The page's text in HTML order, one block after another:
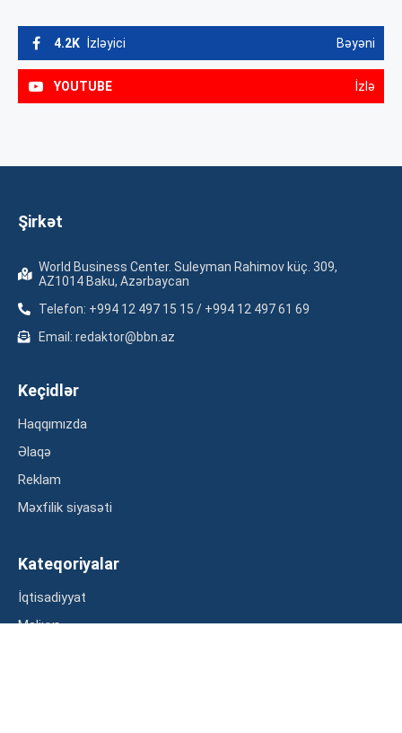
4.2K İzləyici Bəyəni
YOUTUBE İzlə
Şirkət
World Business Center. Suleyman Rahimov küç. 309,
AZ1014 Baku, Azərbaycan
Telefon: +994 12 497 15 15 / +994 12 497 61 69
Email: redaktor@bbn.az
Keçidlər
Haqqımızda
Əlaqə
Reklam
Məxfilik siyasəti
Kateqoriyalar
İqtisadiyyat
Maliyyə